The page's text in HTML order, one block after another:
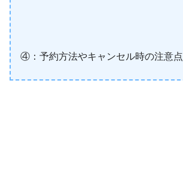
④：予約方法やキャンセル時の注意点